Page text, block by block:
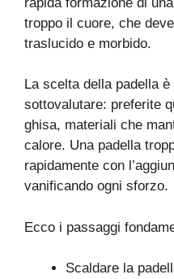
troppo il cuore, che
traslucido e morbido.
La scelta della padella
sottovalutare: preferite
ghisa, materiali che
calore. Una padella
rapidamente con
vanificando ogni sforzo.
Ecco i passaggi
Scaldare la